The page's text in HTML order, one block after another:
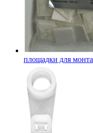
площадки для